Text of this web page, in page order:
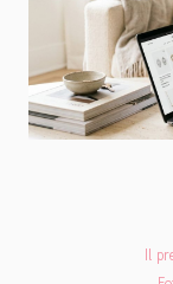
Il